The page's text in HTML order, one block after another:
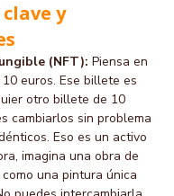
y
(NFT): Piensa en
euros. Ese billete es
otro billete de 10
cambiarlos sin problema
Eso es un activo
imagina una obra de
una pintura única